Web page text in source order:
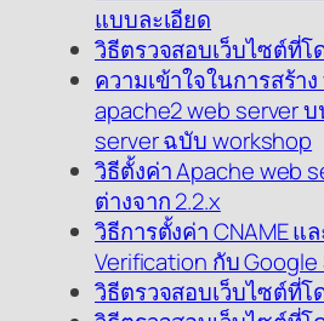
แบบละเอียด
วิธีตรวจสอบเว็บไซต์ที่โ
ความเข้าใจในการสร้า
apache2 web server
server ฉบับ workshop
วิธีตั้งค่า Apache web
ต่างจาก 2.2.x
วิธีการตั้งค่า CNAME แล
Verification กับ Google
วิธีตรวจสอบเว็บไซต์ที่โ